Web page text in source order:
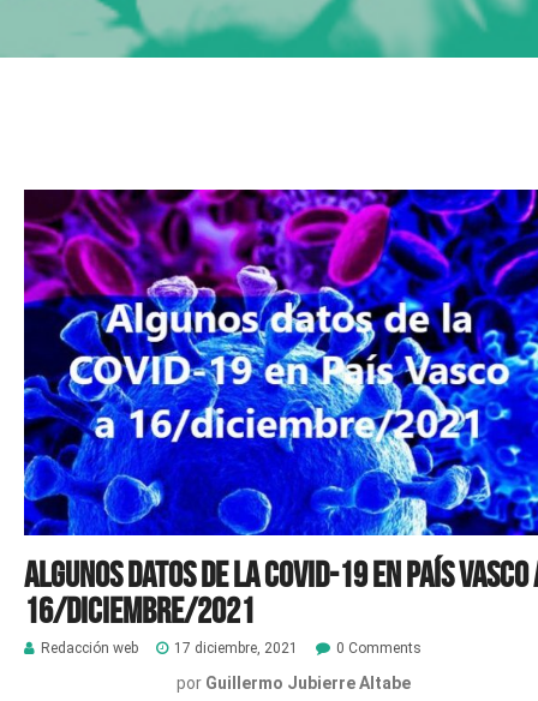
Algunos datos de la COVID-19 en País Vasco
16/diciembre/2021
Redacción web 17 diciembre, 2021 0 Comments
por Guillermo Jubierre Altabe